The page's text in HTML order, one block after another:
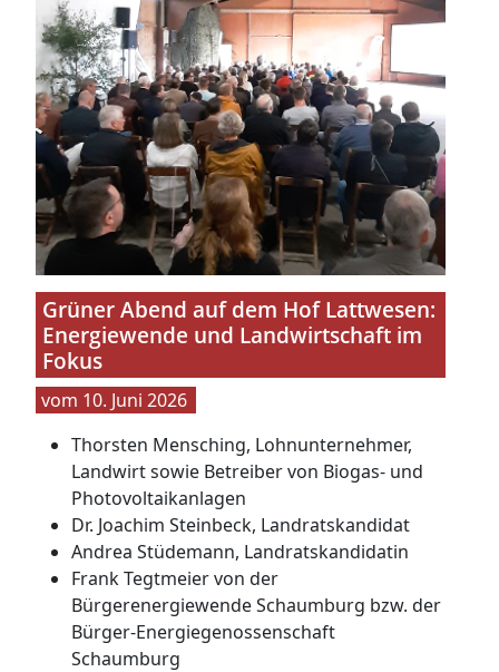
Grüner Abend auf dem Hof Lattwesen:
Energiewende und Landwirtschaft im
Fokus
10. Juni 2026
Thorsten Mensching, Lohnunternehmer,
Landwirt sowie Betreiber von Biogas- und
Photovoltaikanlagen
Dr. Joachim Steinbeck, Landratskandidat
Andrea Stüdemann, Landratskandidatin
Frank Tegtmeier von der
Bürgerenergiewende Schaumburg bzw. der
Bürger-Energiegenossenschaft
Schaumburg